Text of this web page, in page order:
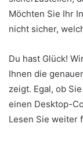
Möchten Sie Ihr
nicht sicher,
Du hast Glück!
Ihnen die
zeigt. Egal, ob
einen Desktop-
Lesen Sie weiter